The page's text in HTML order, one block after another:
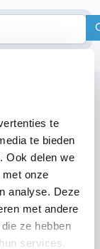
te
te bieden
Ook delen we
onze
analyse. Deze
met andere
ze hebben
services.